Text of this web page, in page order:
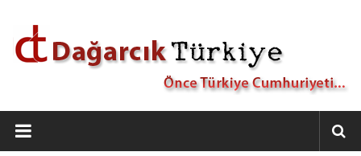
Dağarcık
Türkiye